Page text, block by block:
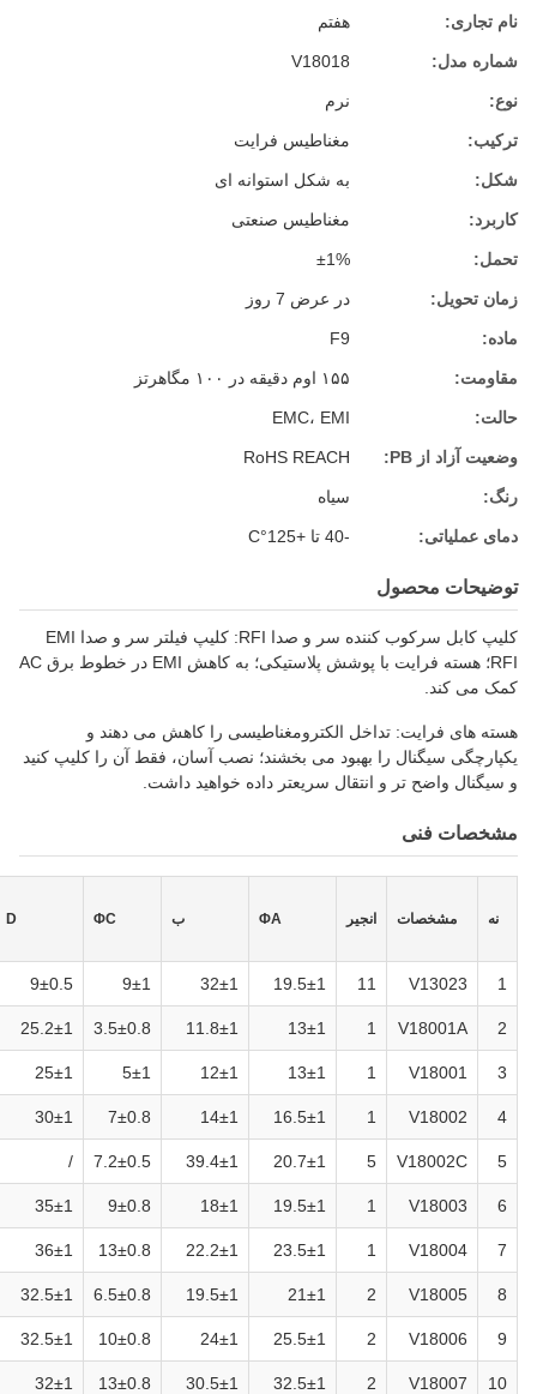
نام تجاری: هفتم
شماره مدل: V18018
نوع: نرم
ترکیب: مغناطیس فرایت
شکل: به شکل استوانه ای
کاربرد: مغناطیس صنعتی
تحمل: ±1%
زمان تحویل: در عرض 7 روز
ماده: F9
مقاومت: ۱۵۵ اوم دقیقه در ۱۰۰ مگاهرتز
حالت: EMC، EMI
وضعیت آزاد از PB: RoHS REACH
رنگ: سیاه
دمای عملیاتی: -40 تا +125°C
توضیحات محصول
کلیپ کابل سرکوب کننده سر و صدا RFI: کلیپ فیلتر سر و صدا EMI
RFI؛ هسته فرایت با پوشش پلاستیکی؛ به کاهش EMI در خطوط برق AC
کمک می کند.
هسته های فرایت: تداخل الکترومغناطیسی را کاهش می دهند و
یکپارچگی سیگنال را بهبود می بخشند؛ نصب آسان، فقط آن را کلیپ کنید
و سیگنال واضح تر و انتقال سریعتر داده خواهید داشت.
مشخصات فنی
نه مشخصات انجیر ΦA ب ΦC
D
1
V13023
11
19.5±1
32±1
9±1
9±0.5
2
V18001A
1
13±1
11.8±1
3.5±0.8
25.2±1
3
V18001
1
13±1
12±1
5±1
25±1
4
V18002
1
16.5±1
14±1
7±0.8
30±1
5
V18002C
5
20.7±1
39.4±1
7.2±0.5
/
6
V18003
1
19.5±1
18±1
9±0.8
35±1
7
V18004
1
23.5±1
22.2±1
13±0.8
36±1
8
V18005
2
21±1
19.5±1
6.5±0.8
32.5±1
9
V18006
2
25.5±1
24±1
10±0.8
32.5±1
10
V18007
2
32.5±1
30.5±1
13±0.8
32±1